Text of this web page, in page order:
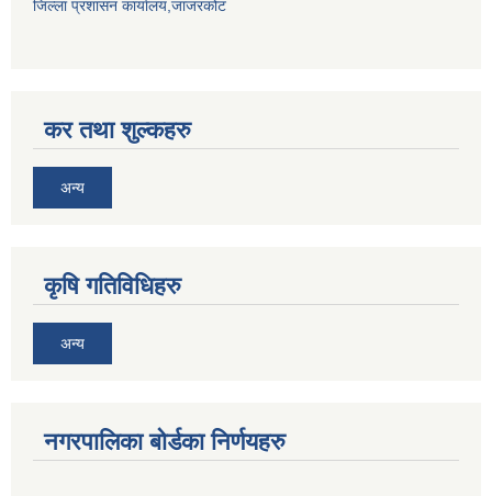
जिल्ला प्रशासन कार्यालय,जाजरकोट
कर तथा शुल्कहरु
अन्य
कृषि गतिविधिहरु
अन्य
नगरपालिका बोर्डका निर्णयहरु